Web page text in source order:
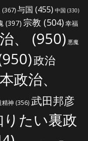
(367)与国 (455) 中国 (330)
(397) 宗教 (504)幸福
、 (950) 悪魔
政治
政治、
精神 (356) 武田邦彦
たい裏政